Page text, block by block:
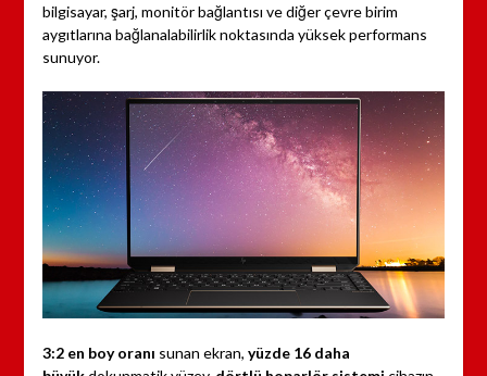
bilgisayar, şarj, monitör bağlantısı ve diğer çevre birim
aygıtlarına bağlanalabilirlik noktasında yüksek performans
sunuyor.
3:2 en boy oranı sunan ekran, yüzde 16 daha